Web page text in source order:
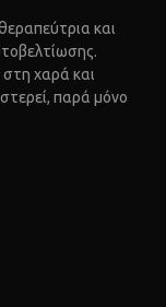
και
στη χαρά και
παρά μόνο